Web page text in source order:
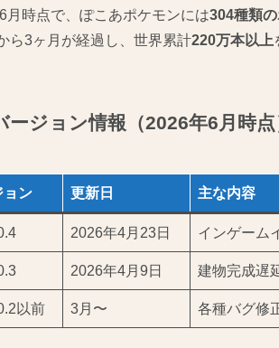
月時点で、ぽこあポケモンには304種類
ら3ヶ月が経過し、世界累計220万本以上
ージョン情報（2026年6月時点
ョン 更新日 主な内容
2026年4月23日 インゲーム
2026年4月9日 建物完成遅
以前 3月〜 各種バグ修